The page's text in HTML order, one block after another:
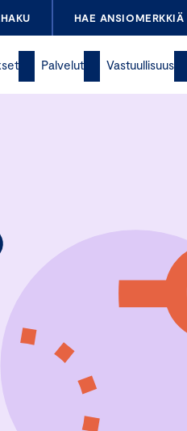
HAE ANSIOMERKKIÄ
Palvelut Vastuullisuus